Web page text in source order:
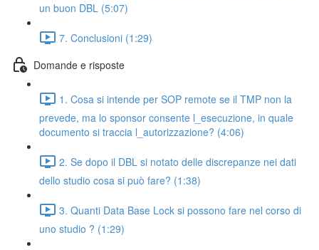
un buon DBL (5:07)
7. Conclusioni (1:29)
Domande e risposte
1. Cosa si intende per SOP remote se il TMP non la
prevede, ma lo sponsor consente l_esecuzione, in quale
documento si traccia l_autorizzazione? (4:06)
2. Se dopo il DBL si notato delle discrepanze nei dati
dello studio cosa si può fare? (1:38)
3. Quanti Data Base Lock si possono fare nel corso di
uno studio ? (1:29)